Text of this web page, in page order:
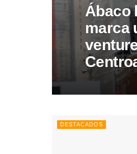
Ábaco
marca
DESTACADOS